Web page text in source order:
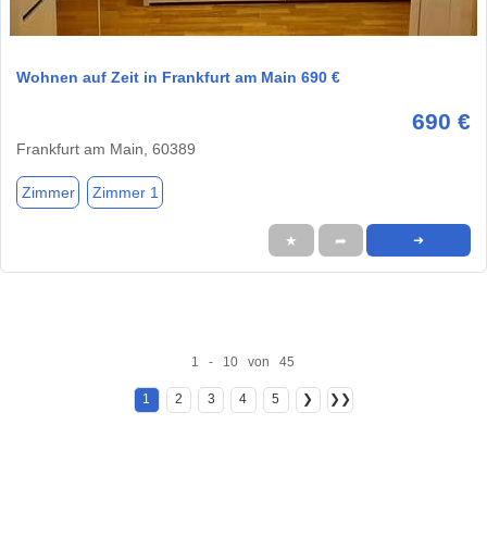
Wohnen auf Zeit in Frankfurt am Main 690 €
690 €
Frankfurt am Main, 60389
Zimmer Zimmer 1
★ ➦ ➜
1 - 10 von 45
1 2 3 4 5 ❯ ❯❯